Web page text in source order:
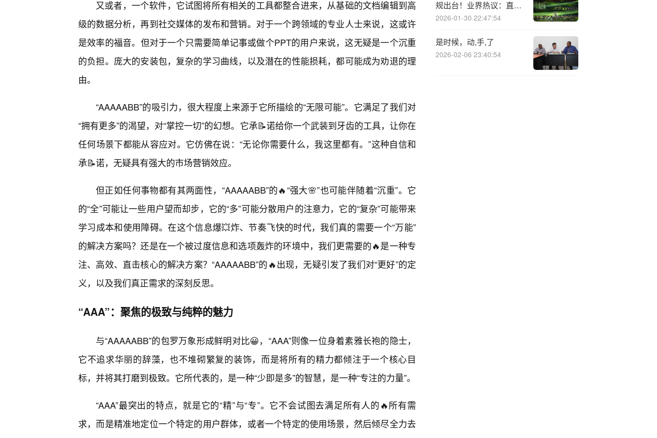
又或者，一个软件，它试图将所有相关的工具都整合进来，从基础的文档编辑到高
级的数据分析，再到社交媒体的发布和营销。对于一个跨领域的专业人士来说，这或许
是效率的福音。但对于一个只需要简单记事或做个PPT的用户来说，这无疑是一个沉重
的负担。庞大的安装包，复杂的学习曲线，以及潜在的性能损耗，都可能成为劝退的理
由。
“AAAAABB”的吸引力，很大程度上来源于它所描绘的“无限可能”。它满足了我们对
“拥有更多”的渴望，对“掌控一切”的幻想。它承📝诺给你一个武装到牙齿的工具，让你在
任何场景下都能从容应对。它仿佛在说：“无论你需要什么，我这里都有。”这种自信和
承📝诺，无疑具有强大的市场营销效应。
但正如任何事物都有其两面性，“AAAAABB”的🔥“强大🌸”也可能伴随着“沉重”。它
的“全”可能让一些用户望而却步，它的“多”可能分散用户的注意力，它的“复杂”可能带来
学习成本和使用障碍。在这个信息爆💥炸、节奏飞快的时代，我们真的需要一个“万能”
的解决方案吗？还是在一个被过度信息和选项轰炸的环境中，我们更需要的🔥是一种专
注、高效、直击核心的解决方案？“AAAAABB”的🔥出现，无疑引发了我们对“更好”的定
义，以及我们真正需求的深刻反思。
“AAA”：聚焦的极致与纯粹的魅力
与“AAAAABB”的包罗万象形成鲜明对比😀，“AAA”则像一位身着素雅长袍的隐士，
它不追求华丽的辞藻，也不堆砌繁复的装饰，而是将所有的精力都倾注于一个核心目
标，并将其打磨到极致。它所代表的，是一种“少即是多”的智慧，是一种“专注的力量”。
“AAA”最突出的特点，就是它的“精”与“专”。它不会试图去满足所有人的🔥所有需
求，而是精准地定位一个特定的用户群体，或者一个特定的使用场景，然后倾尽全力去
规出台！业界热议：直击
痛点，制度与司法协同护
2026-01-30 22:47:54
是时候，动,手,了
2026-02-06 23:40:54